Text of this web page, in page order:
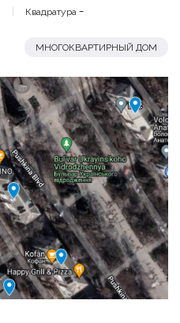
Квадратура -
МНОГОКВАРТИРНЫЙ ДОМ